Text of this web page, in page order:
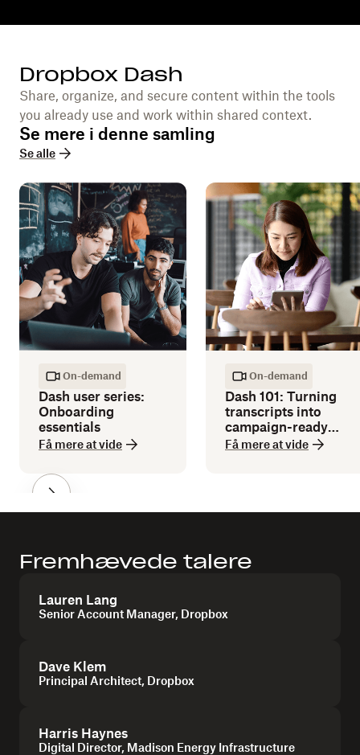
Dropbox Dash
Share, organize, and secure content within the tools
you already use and work within shared context.
Se mere i denne samling
Se alle
On-demand
Dash user series:
Onboarding
essentials
Få mere at vide
On-demand
Dash 101: Turning
transcripts into
campaign-ready
copy
Få mere at vide
Fremhævede talere
Lauren Lang
Senior Account Manager, Dropbox
Dave Klem
Principal Architect, Dropbox
Harris Haynes
Digital Director, Madison Energy Infrastructure